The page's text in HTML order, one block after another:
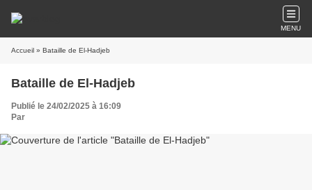
MENU
Accueil » Bataille de El-Hadjeb
Bataille de El-Hadjeb
Publié le 24/02/2025 à 16:09
Par